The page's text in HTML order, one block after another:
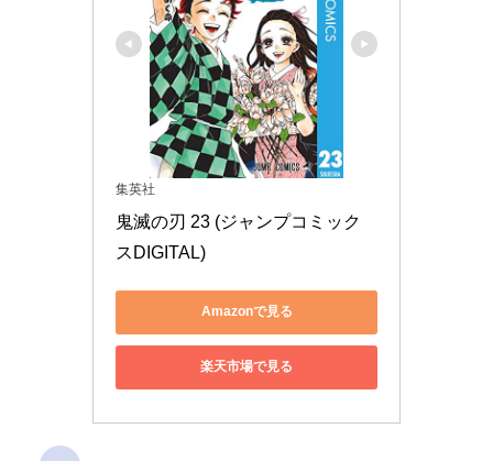
集英社
鬼滅の刃 23 (ジャンプコミック
スDIGITAL)
Amazonで見る
楽天市場で見る